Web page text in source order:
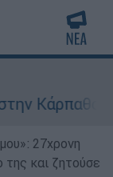
Βρέθηκαν
27χρονη
και ζητούσε